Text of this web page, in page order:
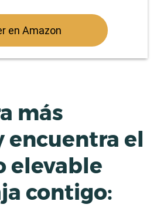
en Amazon
más
encuentra el
elevable
contigo: